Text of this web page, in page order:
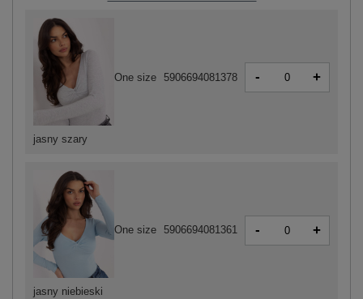
jasny niebieski
One size 5906694081361 - +
jasny szary
One size 5906694081378 - +